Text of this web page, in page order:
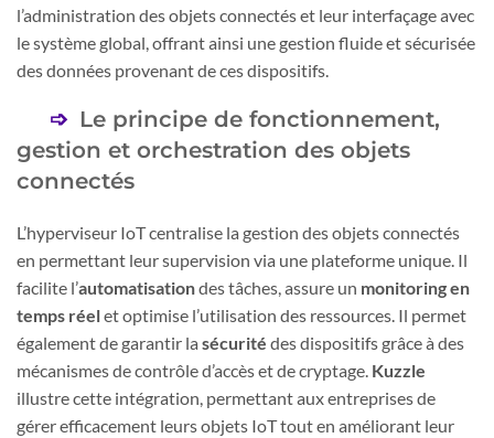
l’administration des objets connectés et leur interfaçage avec
le système global, offrant ainsi une gestion fluide et sécurisée
des données provenant de ces dispositifs.
Le principe de fonctionnement,
gestion et orchestration des objets
connectés
L’hyperviseur IoT centralise la gestion des objets connectés
en permettant leur supervision via une plateforme unique. Il
facilite l’automatisationdes tâches, assure un monitoring en
temps réelet optimise l’utilisation des ressources. Il permet
également de garantir la sécurité des dispositifs grâce à des
mécanismes de contrôle d’accès et de cryptage. Kuzzle
illustre cette intégration, permettant aux entreprises de
gérer efficacement leurs objets IoT tout en améliorant leur